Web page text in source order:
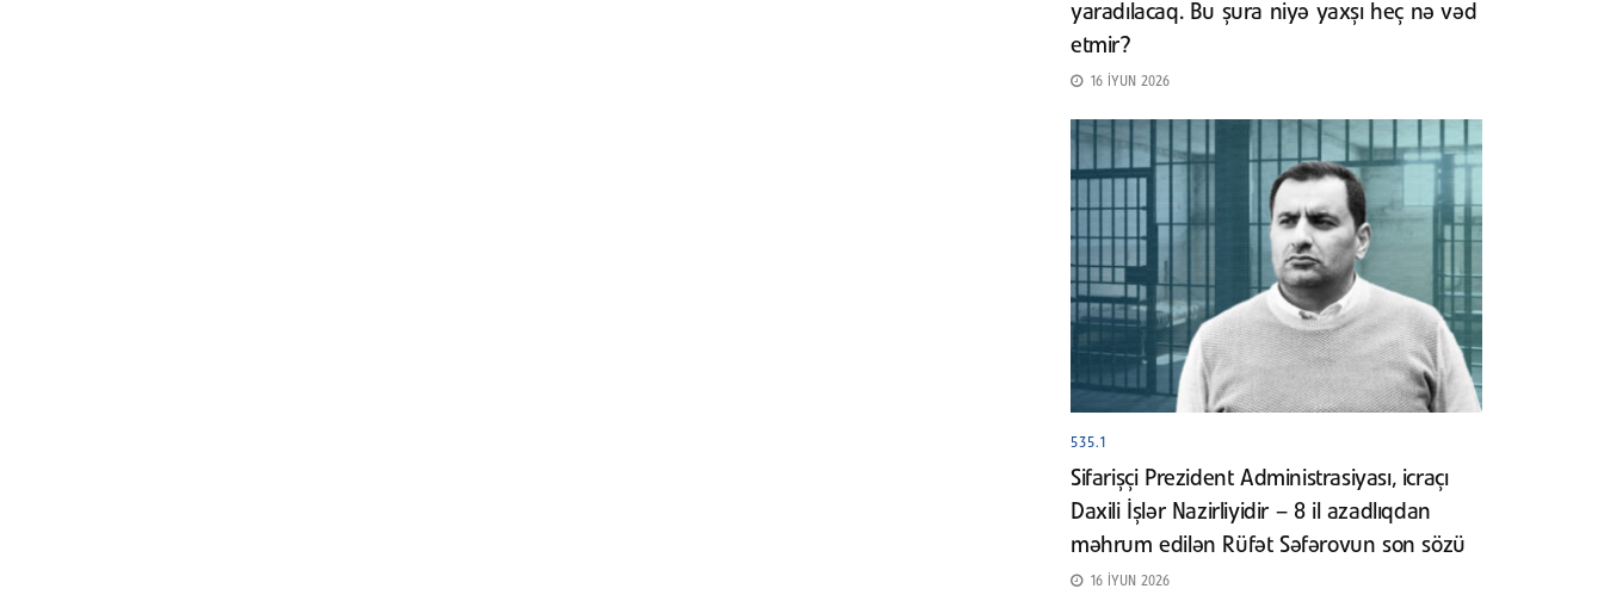
yaradılacaq. Bu şura niyə yaxşı heç nə vəd
etmir?
16 İYUN 2026
535.1
Sifarişçi Prezident Administrasiyası, icraçı
Daxili İşlər Nazirliyidir – 8 il azadlıqdan
məhrum edilən Rüfət Səfərovun son sözü
16 İYUN 2026